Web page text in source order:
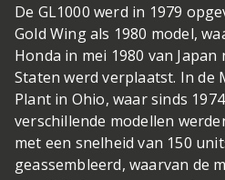
De GL1000 werd in 1979
Gold Wing als 1980 model,
Honda in mei 1980 van
Staten werd verplaatst. In de
Plant in Ohio, waar sinds
verschillende modellen
met een snelheid van 150
geassembleerd, waarvan de